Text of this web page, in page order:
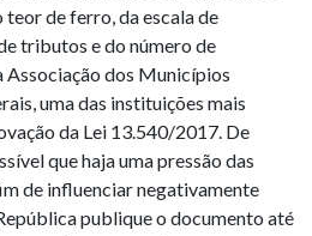
de ferro, da escala de
tributos e do número de
Associação dos Municípios
uma das instituições mais
da Lei 13.540/2017. De
que haja uma pressão das
de influenciar negativamente
publique o documento até